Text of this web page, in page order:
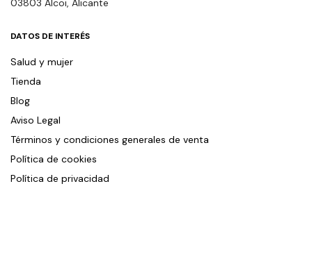
03803 Alcoi, Alicante
DATOS DE INTERÉS
Salud y mujer
Tienda
Blog
Aviso Legal
Términos y condiciones generales de venta
Política de cookies
Política de privacidad